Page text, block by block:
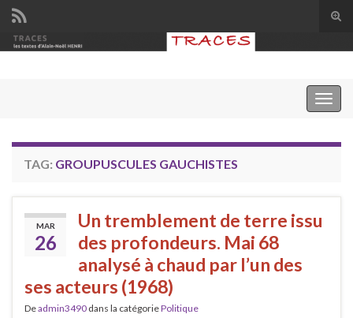
Search for:
TAG: GROUPUSCULES GAUCHISTES
MAR
26
Un tremblement de terre issu
des profondeurs. Mai 68
analysé à chaud par l’un des
ses acteurs (1968)
Deadmin3490 dans la catégoriePolitique